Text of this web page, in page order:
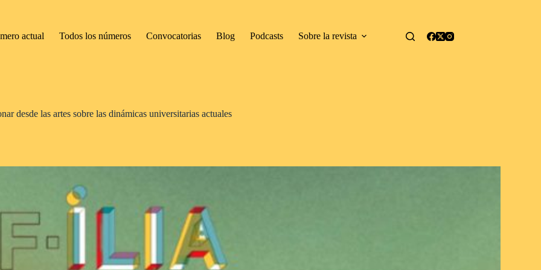
actual
Todos los números Convocatorias Blog Podcasts Sobre la revista
las artes sobre las dinámicas universitarias actuales